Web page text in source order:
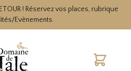
! Réservez vos places, rubrique
Evènements.